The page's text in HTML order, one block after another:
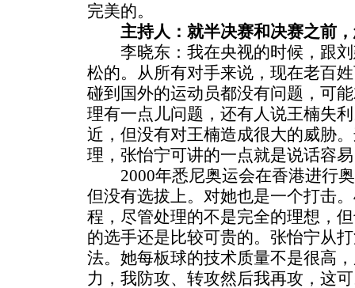
完美的。
主持人：就半决赛和决赛之前
李晓东：我在央视的时候，跟刘
松的。从所有对手来说，现在老百
碰到国外的运动员都没有问题，可
理有一点儿问题，还有人说王楠失
近，但没有对王楠造成很大的威胁
理，张怡宁可讲的一点就是说话容
2000年悉尼奥运会在香港进行奥
但没有选拔上。对她也是一个打击
程，尽管处理的不是完全的理想，
的选手还是比较可贵的。张怡宁从
法。她每板球的技术质量不是很高
力，我防攻、转攻然后我再攻，这